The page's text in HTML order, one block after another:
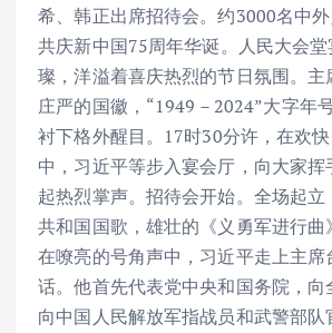
希、韩正出席招待会。约3000名中外
共庆新中国75周年华诞。人民大会
璨，洋溢着喜庆热烈的节日氛围。
庄严的国徽，“1949－2024”大字年
衬下格外醒目。17时30分许，在欢快
中，习近平等步入宴会厅，向大家挥
起热烈掌声。招待会开始。全场起立
共和国国歌，雄壮的《义勇军进行曲
在嘹亮的号角声中，习近平走上主
话。他首先代表党中央和国务院，向
向中国人民解放军指战员和武警部队